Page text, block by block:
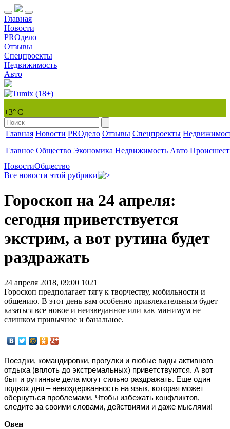
Главная
Новости
PROдело
Отзывы
Спецпроекты
Недвижимость
Авто
+3° С
Главная Новости PROдело Отзывы Спецпроекты
Главное Общество Экономика Недвижимость Авто
НовостиОбщество
Все новости этой рубрики
Гороскоп на 24 апреля:
сегодня приветствуется
экстрим, а вот рутина будет
раздражать
24 апреля 2018, 09:00 1021
Гороскоп предполагает тягу к творчеству, мобильности и
общению. В этот день вам особенно привлекательным будет
казаться все новое и неизведанное или как минимум не
слишком привычное и банальное.
Поездки, командировки, прогулки и любые виды активного
отдыха (вплоть до экстремальных) приветствуются. А вот
быт и рутинные дела могут сильно раздражать. Еще один
подвох дня – невоздержанность на язык, которая может
обернуться проблемами. Чтобы избежать конфликтов,
следите за своими словами, действиями и даже мыслями!
Овен